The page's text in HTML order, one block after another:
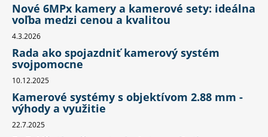
Nové 6MPx kamery a kamerové sety: ideálna
voľba medzi cenou a kvalitou
4.3.2026
Rada ako spojazdniť kamerový systém
svojpomocne
10.12.2025
Kamerové systémy s objektívom 2.88 mm -
výhody a využitie
22.7.2025